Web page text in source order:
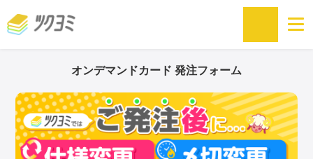
オンデマンドカード 発注フォーム